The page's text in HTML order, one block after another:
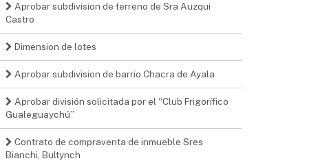
Aprobar subdivision de terreno de Sra Auzqui
Castro
Dimension de lotes
Aprobar subdivision de barrio Chacra de Ayala
Aprobar división solicitada por el “Club Frigorífico
Gualeguaychú”
Contrato de compraventa de inmueble Sres
Bianchi, Bultynch